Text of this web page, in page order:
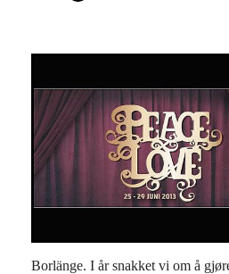
Borlänge. I år snakket vi om å